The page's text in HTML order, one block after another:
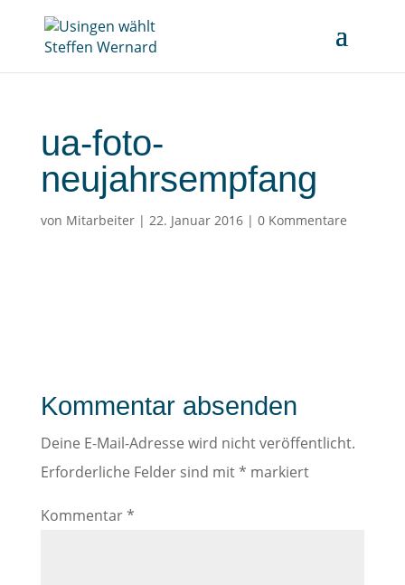
ua-foto-
neujahrsempfang
von Mitarbeiter| 22. Januar 2016| 0 Kommentare
Kommentar absenden
Deine E-Mail-Adresse wird nicht veröffentlicht.
Erforderliche Felder sind mit* markiert
Kommentar*